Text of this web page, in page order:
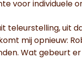
voor individuele
teleurstelling, uit
mij opnieuw:
Wat gebeurt er